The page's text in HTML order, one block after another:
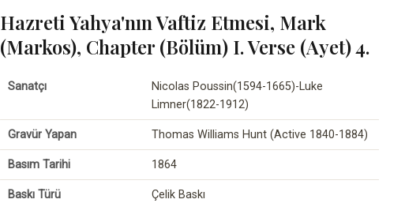
Hazreti Yahya'nın Vaftiz Etmesi, Mark
(Markos), Chapter (Bölüm) I. Verse (Ayet) 4.
Sanatçı
Nicolas Poussin(1594-1665)-Luke
Limner(1822-1912)
Gravür Yapan Thomas Williams Hunt (Active 1840-1884)
Basım Tarihi 1864
Baskı Türü Çelik Baskı